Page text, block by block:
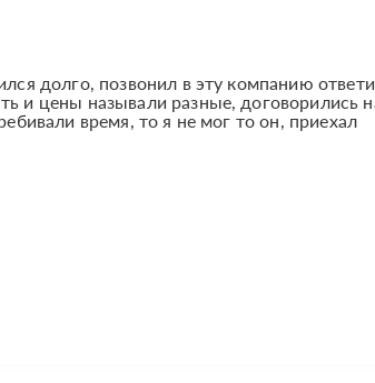
долго, позвонил в эту компанию
и цены называли разные, договорились
время, то я не мог то он, приехал